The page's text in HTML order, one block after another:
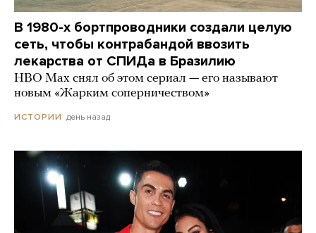
В 1980-х бортпроводники создали целую
сеть, чтобы контрабандой ввозить
лекарства от СПИДа в Бразилию
HBO Max снял об этом сериал — его называют
новым «Жарким соперничеством»
ИСТОРИИ день назад